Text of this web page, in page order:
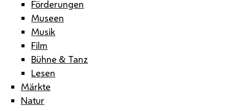
Förderungen
Museen
Musik
Film
Bühne & Tanz
Lesen
Märkte
Natur